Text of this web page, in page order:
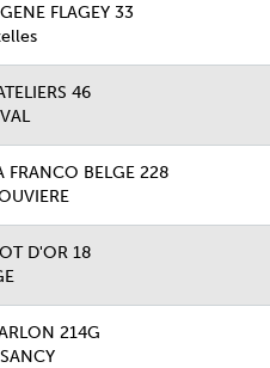
FLAGEY 33
46
FRANCO BELGE 228
D'OR 18
214G